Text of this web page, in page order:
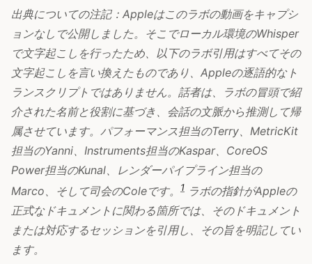
出典についての注記：Appleはこのラボの動画をキャプシ
ョンなしで公開しました。そこでローカル環境のWhisper
で文字起こしを行ったため、以下のラボ引用はすべてその
文字起こしを言い換えたものであり、Appleの逐語的なト
ランスクリプトではありません。話者は、ラボの冒頭で紹
介された名前と役割に基づき、会話の文脈から推測して帰
属させています。パフォーマンス担当のTerry、MetricKit
担当のYanni、Instruments担当のKaspar、CoreOS
Power担当のKunal、レンダーパイプライン担当の
Marco、そして司会のColeです。
1 ラボの指針がAppleの
正式なドキュメントに関わる箇所では、そのドキュメント
または対応するセッションを引用し、その旨を明記してい
ます。